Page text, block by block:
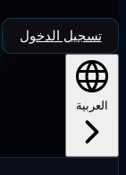
تسجيل الدخول